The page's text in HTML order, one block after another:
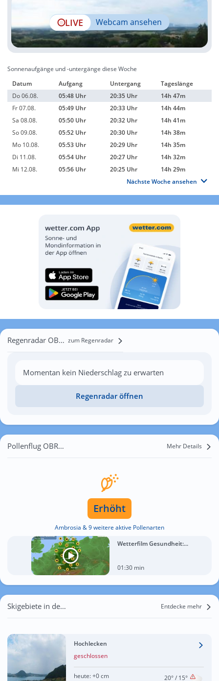
LIVE Webcam ansehen
Sonnenaufgänge und -untergänge diese Woche
Datum
Aufgang Untergang
Tageslänge
Do 06.08.
05:48 Uhr 20:35 Uhr
14h 47m
Fr 07.08.
05:49 Uhr 20:33 Uhr
14h 44m
Sa 08.08.
05:50 Uhr 20:32 Uhr
14h 41m
So 09.08.
05:52 Uhr 20:30 Uhr
14h 38m
Mo 10.08.
05:53 Uhr 20:29 Uhr
14h 35m
Di 11.08.
05:54 Uhr 20:27 Uhr
14h 32m
Mi 12.08.
05:56 Uhr 20:25 Uhr
14h 29m
Nächste Woche ansehen
Regenradar OBRA-Kinderland zum Regenradar
Momentan kein Niederschlag zu erwarten
Regenradar öffnen
Pollenflug OBRA-Kinderland Mehr Details
Erhöht
Ambrosia & 9 weitere aktive Pollenarten
Wetterfilm Gesundheit:...
01:30 min
Skigebiete in der Nähe von OBRA-Kinderland Entdecke mehr
Hochlecken
geschlossen
heute:+0 cm 20°/ 15°